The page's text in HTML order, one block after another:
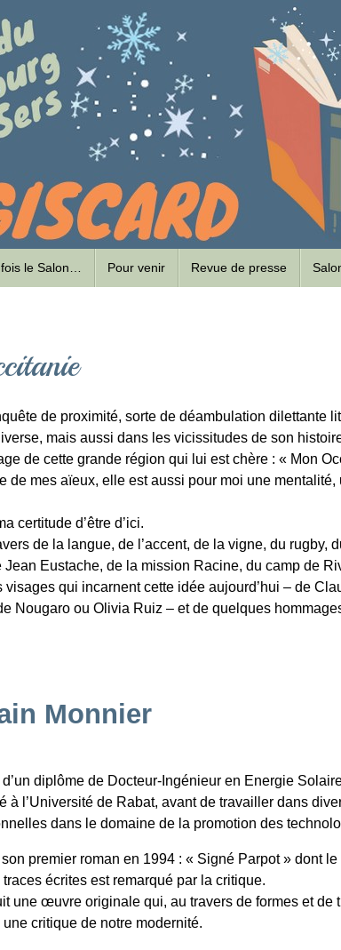
le Salon… Pour venir Revue de presse
de proximité, sorte de déambulation dilettante
mais aussi dans les vicissitudes de son
de cette grande région qui lui est chère : « Mon
mes aïeux, elle est aussi pour moi une mentalité,
certitude d’être d’ici.
de la langue, de l’accent, de la vigne, du rugby,
Eustache, de la mission Racine, du camp de
qui incarnent cette idée aujourd’hui – de
Nougaro ou Olivia Ruiz – et de quelques
Monnier
diplôme de Docteur-Ingénieur en Energie
à l’Université de Rabat, avant de travailler dans
dans le domaine de la promotion des
son premier roman en 1994 : « Signé Parpot » dont
traces écrites est remarqué par la critique.
une œuvre originale qui, au travers de formes et de
une critique de notre modernité.